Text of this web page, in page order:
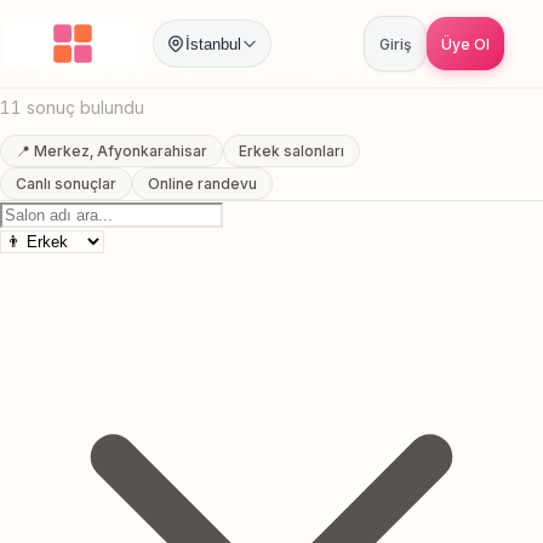
İstanbul Giriş Üye Ol
Anasayfa / Afyonkarahisar Merkez Sakal Trasi
Merkez, Afyonkarahisar Sakal Trasi
11 sonuç bulundu
📍 Merkez, Afyonkarahisar
Erkek salonları
Canlı sonuçlar
Online randevu